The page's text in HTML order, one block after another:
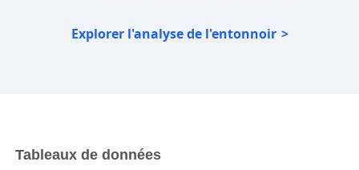
Explorer l'analyse de l'entonnoir
Tableaux de données